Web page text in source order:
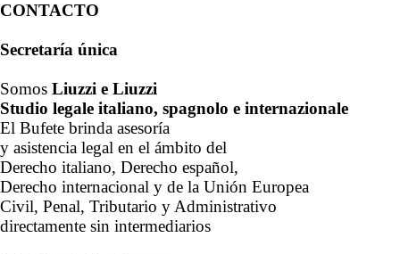
CONTACTO
Secretaría única
Somos Liuzzi e Liuzzi
Studio legale italiano, spagnolo e internazionale
El Bufete brinda asesoría
y asistencia legal en el ámbito del
Derecho italiano, Derecho español,
Derecho internacional y de la Unión Europea
Civil, Penal, Tributario y Administrativo
directamente sin intermediarios